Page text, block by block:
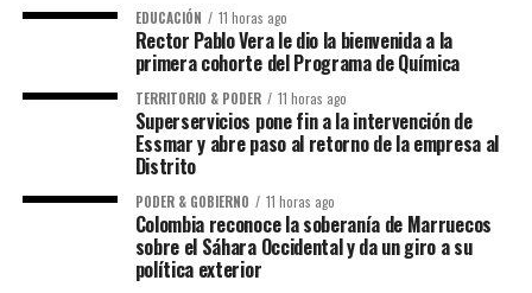
EDUCACIÓN 11 horas ago
Rector Pablo Vera le dio la bienvenida a la
primera cohorte del Programa de Química
TERRITORIO & PODER 11 horas ago
Superservicios pone fin a la intervención de
Essmar y abre paso al retorno de la empresa al
Distrito
PODER & GOBIERNO 11 horas ago
Colombia reconoce la soberanía de Marruecos
sobre el Sáhara Occidental y da un giro a su
política exterior